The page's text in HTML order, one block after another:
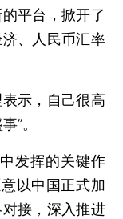
平台，掀开了
、人民币汇率
示，自己很高
”。
发挥的关键作
以中国正式加
接，深入推进